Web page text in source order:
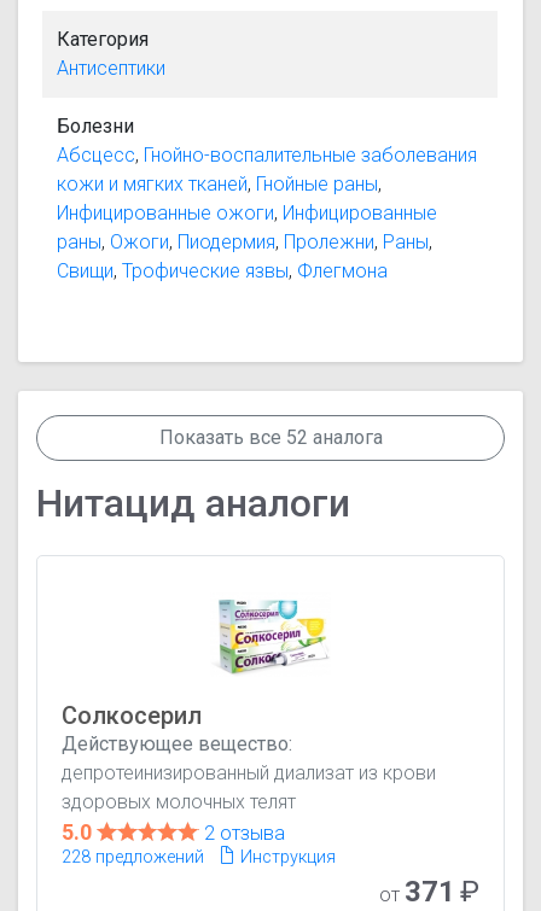
Категория
Антисептики
Болезни
Абсцесс, Гнойно-воспалительные заболевания
кожи и мягких тканей, Гнойные раны,
Инфицированные ожоги, Инфицированные
раны, Ожоги, Пиодермия, Пролежни, Раны,
Свищи,Трофические язвы, Флегмона
Показать все 52 аналога
Нитацид аналоги
Солкосерил
Действующее вещество:
депротеинизированный диализат из крови
здоровых молочных телят
5.0 2 отзыва
228 предложений Инструкция
от 371 ₽